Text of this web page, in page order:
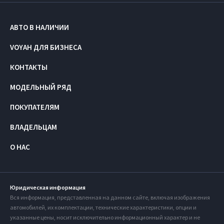
АВТО В НАЛИЧИИ
VOYAH ДЛЯ БИЗНЕСА
КОНТАКТЫ
МОДЕЛЬНЫЙ РЯД
ПОКУПАТЕЛЯМ
ВЛАДЕЛЬЦАМ
О НАС
Юридическая информация
Вся информация, представленная на данном сайте, включая изображения
автомобилей, их комплектации, технические характеристики, опции и
указанные цены, носит исключительно информационный характер и не